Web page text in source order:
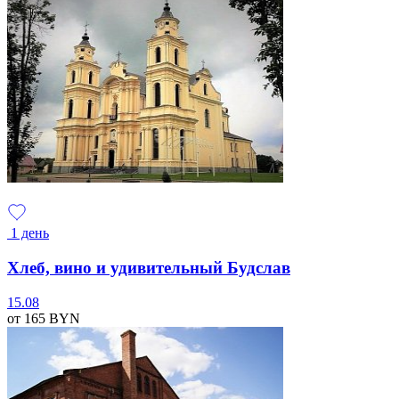
1 день
Хлеб, вино и удивительный Будслав
15.08
от 165 BYN